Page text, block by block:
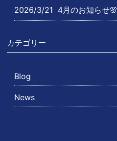
2026/3/21 4月のお知らせ🌸
カテゴリー
Blog
News